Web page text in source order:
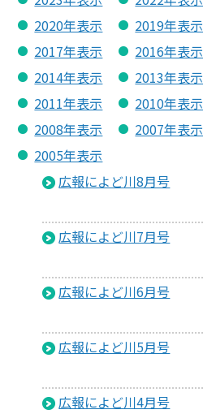
2020年表示
2019年表示
2017年表示
2016年表示
2014年表示
2013年表示
2011年表示
2010年表示
2008年表示
2007年表示
2005年表示
広報によど川8月号
広報によど川7月号
広報によど川6月号
広報によど川5月号
広報によど川4月号